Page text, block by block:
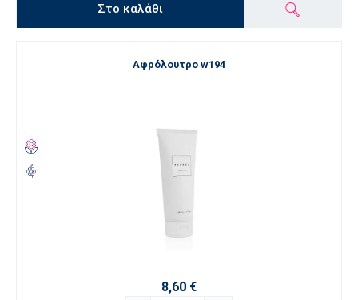
Στο καλάθι
Αφρόλουτρο w194
8,60 €